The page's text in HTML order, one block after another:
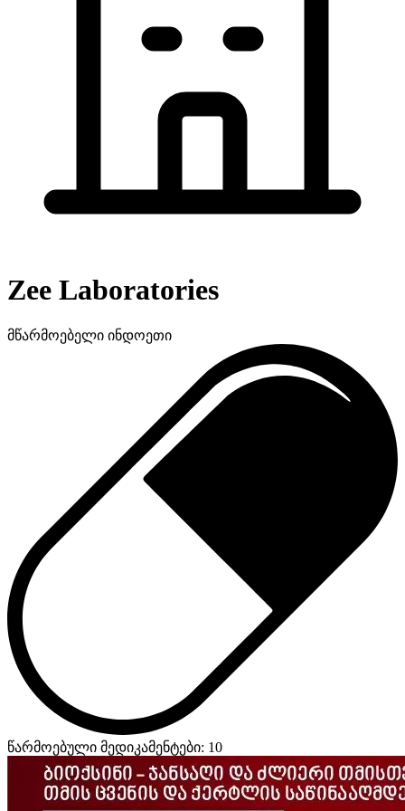
Zee Laboratories
მწარმოებელი ინდოეთი
წარმოებული მედიკამენტები: 10